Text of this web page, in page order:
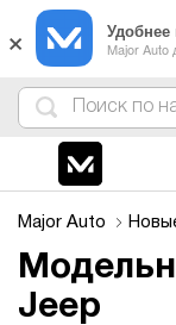
4
1
3
2
Major Auto
Jeep
× Удобнее
Major Auto